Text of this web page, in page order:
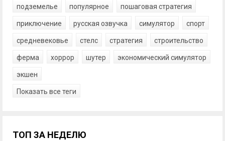
подземелье популярное пошаговая стратегия
приключение русская озвучка симулятор спорт
средневековье стелс стратегия строительство
ферма хоррор шутер экономический симулятор
экшен
Показать все теги
ТОП ЗА НЕДЕЛЮ